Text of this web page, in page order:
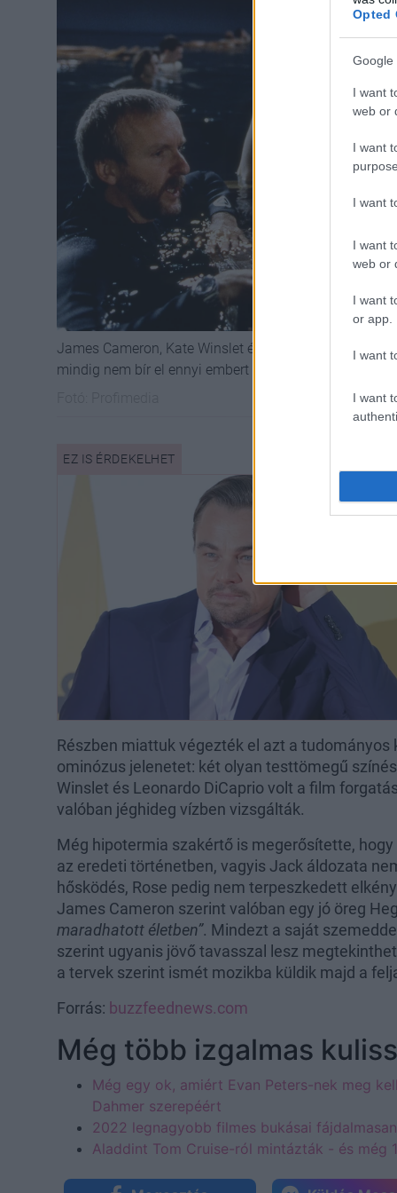
Opted
Google
I want
web or
I want
I want
I want
web or
I want
or app.
I want
I want
James Cameron, Kate Winslet és Leonardo DiCaprio
mindig nem bír el ennyi embert
Részben miattuk végezték el azt a
ominózus jelenetet: két olyan testtömegű
Winslet és Leonardo DiCaprio volt a film
valóban jéghideg vízben vizsgálták.
Még hipotermia szakértő is megerősítette,
az eredeti történetben, vagyis Jack áldozata
hősködés, Rose pedig nem terpeszkedett
James Cameron szerint valóban egy jó öreg
maradhatott életben”. Mindezt a saját
szerint ugyanis jövő tavasszal lesz
a tervek szerint ismét mozikba küldik majd a
Forrás: buzzfeednews.com
Még több izgalmas
Még egy ok, amiért Evan Peters-nek meg
Dahmer szerepéért
2022 legnagyobb filmes bukásai
Aladdint Tom Cruise-ról mintázták - és még